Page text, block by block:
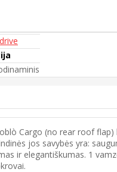
Cargo (no rear roof flap)
jos savybės yra:
ir elegantiškumas. 1